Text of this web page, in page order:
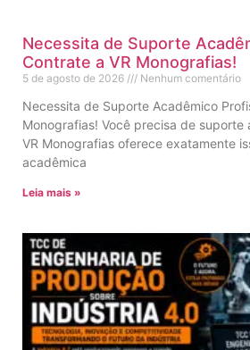
Necessita de Suporte
Contrate a VR Monografias!
5 de agosto de 2026 Nenhum comentário
Necessita de Suporte Acadêmico
Monografias! Você precisa de suporte
VR Monografias oferece exatamente
acadêmica
Leia mais »